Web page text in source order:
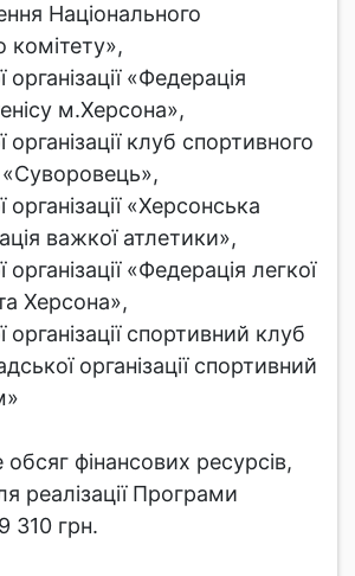
Національного
комітету»,
«Федерація
м.Херсона»,
клуб спортивного
«Суворовець»,
«Херсонська
важкої атлетики»,
«Федерація легкої
Херсона»,
спортивний клуб
організації спортивний
фінансових ресурсів,
реалізації Програми
310 грн.